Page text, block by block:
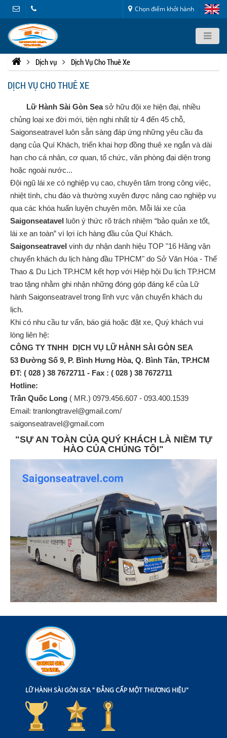
Chọn điểm khởi hành
Dịch vụ Dịch Vụ Cho Thuê Xe
DỊCH VỤ CHO THUÊ XE
Lữ Hành Sài Gòn Seasở hữu đội xe hiện đại, nhiều
chủng loại xe đời mới, tiện nghi nhất từ 4 đến 45 chỗ,
Saigonseatravel luôn sẵn sàng đáp ứng những yêu cầu đa
dạng của Quí Khách, triển khai hợp đồng thuê xe ngắn và dài
hạn cho cá nhân, cơ quan, tổ chức, văn phòng đại diện trong
hoặc ngoài nước...
Đội ngũ lái xe có nghiệp vụ cao, chuyên tâm trong công việc,
nhiệt tình, chu đáo và thường xuyên được nâng cao nghiệp vụ
qua các khóa huấn luyện chuyên môn. Mỗi lái xe của
Saigonseatavel luôn ý thức rõ trách nhiệm “bảo quản xe tốt,
lái xe an toàn” vì lợi ích hàng đầu của Quí Khách.
Saigonseatravel vinh dự nhận danh hiệu TOP "16 Hãng vận
chuyển khách du lịch hàng đầu TPHCM" do Sở Văn Hóa - Thể
Thao & Du Lịch TP.HCM kết hợp với Hiệp hội Du lịch TP.HCM
trao tặng nhằm ghi nhận những đóng góp đáng kể của Lữ
hành Saigonseatravel trong lĩnh vực vận chuyển khách du
lịch.
Khi có nhu cầu tư vấn, báo giá hoặc đặt xe, Quý khách vui
lòng liên hệ:
CÔNG TY TNHH DỊCH VỤ LỮ HÀNH SÀI GÒN SEA
53 Đường Số 9, P. Bình Hưng Hòa, Q. Bình Tân, TP.HCM
ĐT: ( 028 ) 38 7672711 - Fax : ( 028 ) 38 7672711
Hotline:
Trần Quốc Long ( MR.) 0979.456.607 - 093.400.1539
Email: tranlongtravel@gmail.com/
saigonseatravel@gmail.com
"SỰ AN TOÀN CỦA QUÝ KHÁCH LÀ NIỀM TỰ
HÀO CỦA CHÚNG TÔI"
LỮ HÀNH SÀI GÒN SEA " ĐẲNG CẤP MỘT THƯƠNG HIỆU"